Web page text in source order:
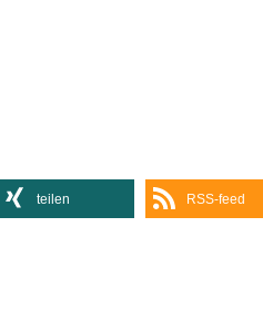
teilen RSS-feed